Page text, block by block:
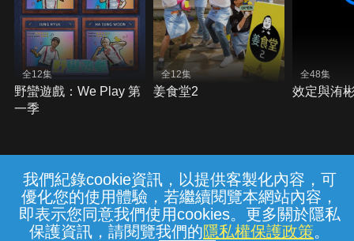
我們紀錄cookie資訊，以提供客製化內容，可
優化您的使用體驗，若繼續閱覽本網站內容，
即表示您同意我們使用cookies。更多關於隱私
保護資訊，請閱覽我們的隱私權保護政策。
全12集
野蠻遊戲：We Play 第
一季
全12集
姜食堂2
全48集
效定與洧
常見問題 線上客服 服務條款 隱私權保護
{{notifyMsg}}